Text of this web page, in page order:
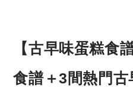
【古早味蛋糕食
食譜＋3間熱門